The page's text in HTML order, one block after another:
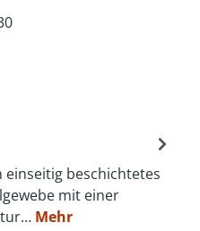
einseitig beschichtetes
mit einer
Mehr